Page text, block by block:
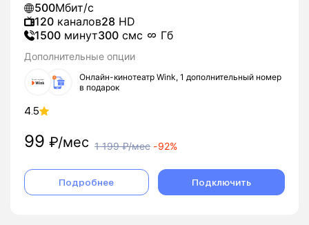
500Мбит/с
120 каналов28 HD
1500 минут300 смс Гб
Дополнительные опции
Онлайн-кинотеатр Wink, 1 дополнительный номер
в подарок
4.5
99 ₽/мес 1 199₽/мес -92%
Подробнее Подключить